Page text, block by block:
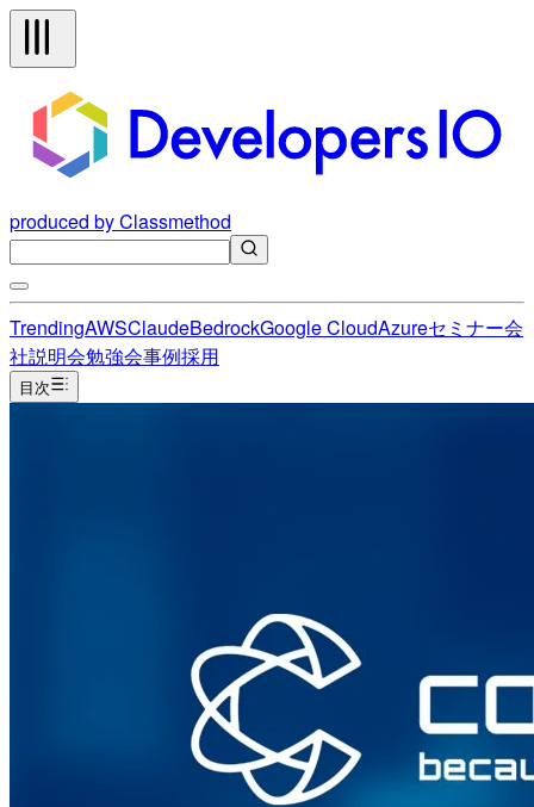
produced by Classmethod
TrendingAWSClaudeBedrockGoogle CloudAzureセミナー会
社説明会勉強会事例採用
目次